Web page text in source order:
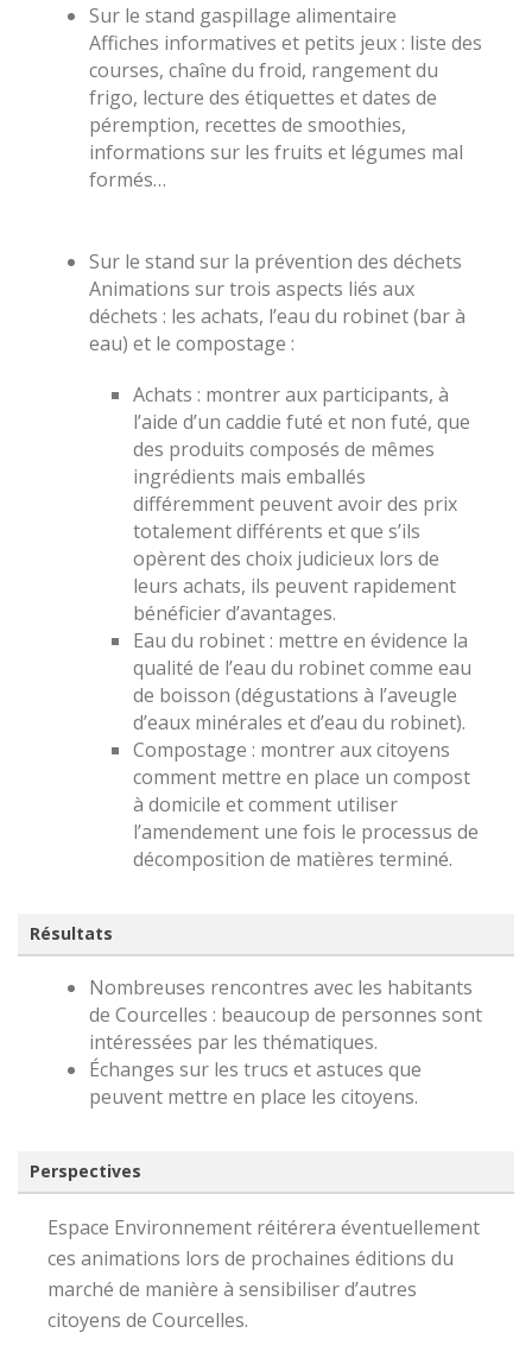
Sur le stand gaspillage alimentaire
Affiches informatives et petits jeux : liste des
courses, chaîne du froid, rangement du
frigo, lecture des étiquettes et dates de
péremption, recettes de smoothies,
informations sur les fruits et légumes mal
formés…
Sur le stand sur la prévention des déchets
Animations sur trois aspects liés aux
déchets : les achats, l’eau du robinet (bar à
eau) et le compostage :
Achats : montrer aux participants, à
l’aide d’un caddie futé et non futé, que
des produits composés de mêmes
ingrédients mais emballés
différemment peuvent avoir des prix
totalement différents et que s’ils
opèrent des choix judicieux lors de
leurs achats, ils peuvent rapidement
bénéficier d’avantages.
Eau du robinet : mettre en évidence la
qualité de l’eau du robinet comme eau
de boisson (dégustations à l’aveugle
d’eaux minérales et d’eau du robinet).
Compostage : montrer aux citoyens
comment mettre en place un compost
à domicile et comment utiliser
l’amendement une fois le processus de
décomposition de matières terminé.
Résultats
Nombreuses rencontres avec les habitants
de Courcelles : beaucoup de personnes sont
intéressées par les thématiques.
Échanges sur les trucs et astuces que
peuvent mettre en place les citoyens.
Perspectives
Espace Environnement réitérera éventuellement
ces animations lors de prochaines éditions du
marché de manière à sensibiliser d’autres
citoyens de Courcelles.